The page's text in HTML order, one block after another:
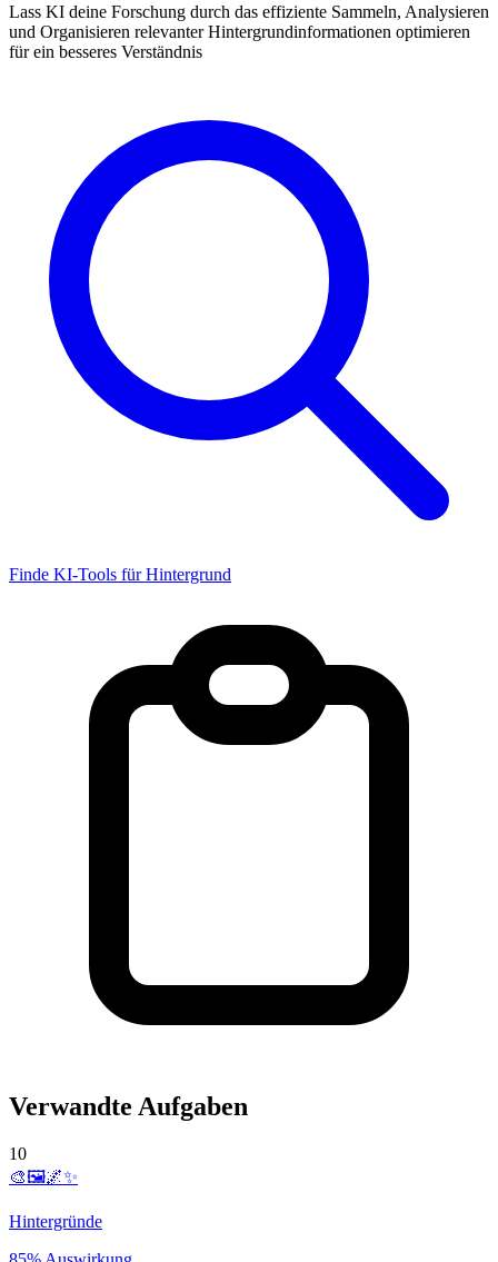
Lass KI deine Forschung durch das effiziente Sammeln, Analysieren
und Organisieren relevanter Hintergrundinformationen optimieren
für ein besseres Verständnis
Finde KI-Tools für Hintergrund
Verwandte Aufgaben
10
🎨🖼️🌌✨
Hintergründe